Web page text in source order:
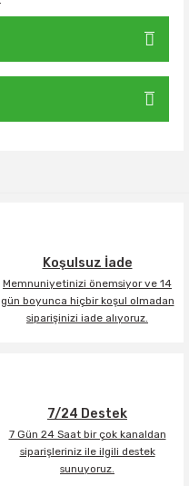
Koşulsuz İade
Memnuniyetinizi önemsiyor ve 14
gün boyunca hiçbir koşul olmadan
siparişinizi iade alıyoruz.
7/24 Destek
7 Gün 24 Saat bir çok kanaldan
siparişleriniz ile ilgili destek
sunuyoruz.